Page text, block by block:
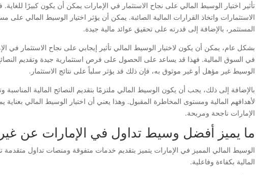
تأثير اختيار الوسيط المالي على نجاح الاستثمار في الإمارات يمكن أن يكون كبيرًا
الاستثمارات واتخاذ القرارات المالية الصائبة. يمكن أن يؤثر اختيار الوسيط المالي
المستثمر، بالإضافة إلى قدرته على تحقيق عوائد مالية جيدة.
بشكل عام، يمكن أن يكون لاختيار الوسيط المالي تأثير إيجابي على نجاح الاستثمار في
في السوق المالية. فهذا قد يساعد على الحصول على فرص استثمارية جيدة وتقديم النصائح
الوسيط غير مؤهل أو غير موثوق به، فإن ذلك قد يؤثر سلباً على نتائج الاستثمار.
بالإضافة إلى ذلك، يجب أن يكون الوسيط المالي ملتزمًا بتقديم النصائح المالية المناسبة
لأهدافهم المالية ومستوى المخاطرة المقبول. وهذا يعني أن اختيار الوسيط المالي
الإمارات ناجحة ومربحة.
ما يميز أفضل وسيط تداول في الإمارات عن
الوسيط المالي المميز في الإمارات يتميز بتقديم خدمات متفوقة ومنصات تداول متقدمة
المالية بكفاءة وفاعلية.